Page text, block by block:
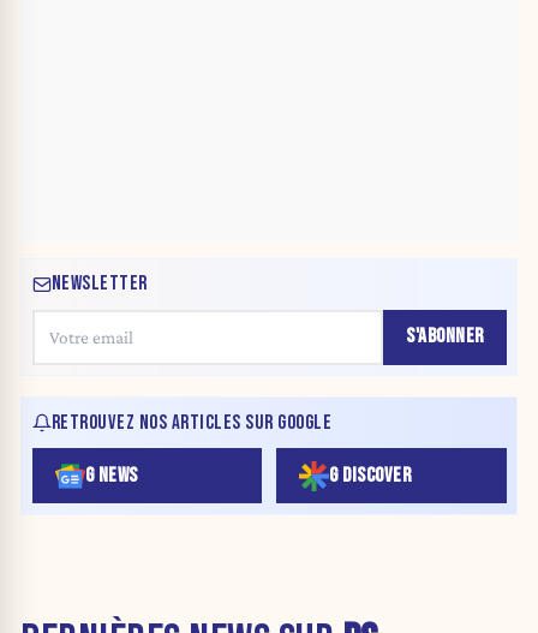
NEWSLETTER
S'ABONNER
RETROUVEZ NOS ARTICLES SUR GOOGLE
G NEWS G DISCOVER